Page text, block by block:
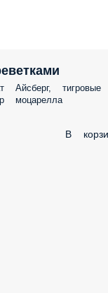
тигровые
моцарелла
В